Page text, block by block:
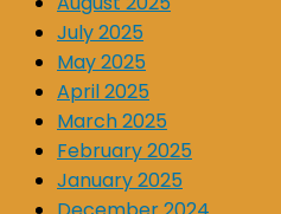
July 2025
May 2025
April 2025
March 2025
February 2025
January 2025